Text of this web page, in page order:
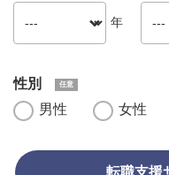
年
性別
男性
女性
転職支援